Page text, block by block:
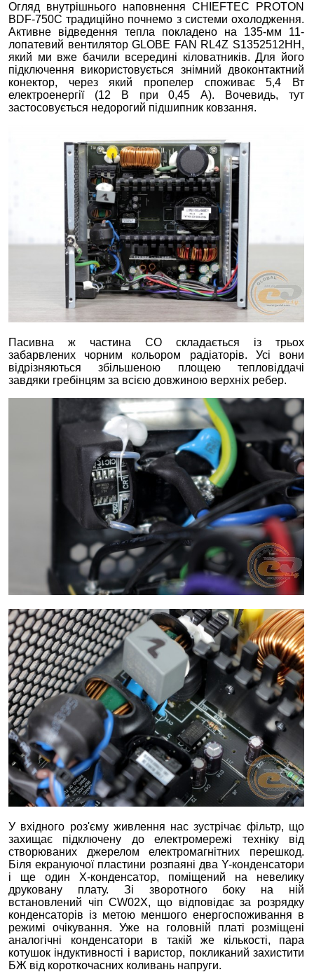
Огляд внутрішнього наповнення CHIEFTEC PROTON
BDF-750C традиційно почнемо з системи охолодження.
Активне відведення тепла покладено на 135-мм 11-
лопатевий вентилятор GLOBE FAN RL4Z S1352512HH,
який ми вже бачили всередині кіловатників. Для його
підключення використовується знімний двоконтактний
конектор, через який пропелер споживає 5,4 Вт
електроенергії (12 В при 0,45 А). Вочевидь, тут
застосовується недорогий підшипник ковзання.
Пасивна ж частина СО складається із трьох
забарвлених чорним кольором радіаторів. Усі вони
відрізняються збільшеною площею тепловіддачі
завдяки гребінцям за всією довжиною верхніх ребер.
У вхідного роз'єму живлення нас зустрічає фільтр, що
захищає підключену до електромережі техніку від
створюваних джерелом електромагнітних перешкод.
Біля екрануючої пластини розпаяні два Y-конденсатори
і ще один Х-конденсатор, поміщений на невелику
друковану плату. Зі зворотного боку на ній
встановлений чіп CW02X, що відповідає за розрядку
конденсаторів із метою меншого енергоспоживання в
режимі очікування. Уже на головній платі розміщені
аналогічні конденсатори в такій же кількості, пара
котушок індуктивності і варистор, покликаний захистити
БЖ від короткочасних коливань напруги.